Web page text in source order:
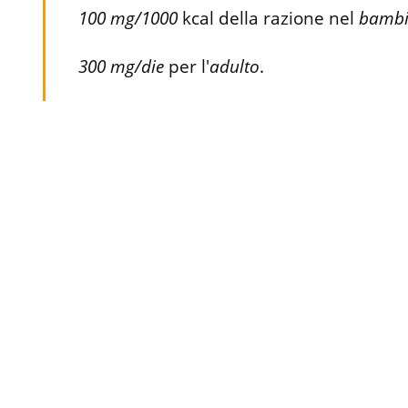
100 mg/1000kcal della razione nel
300 mg/die per l'adulto.